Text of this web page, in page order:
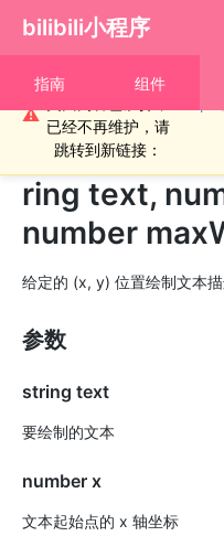
bilibili小程序
指南 组件
⚠
重要通知！！！本
已经不再维护，请
跳转到新链接：
› CanvasContext
ring text,
number
给定的 (x, y) 位置绘制文本
参数
string text
要绘制的文本
number x
文本起始点的 x 轴坐标